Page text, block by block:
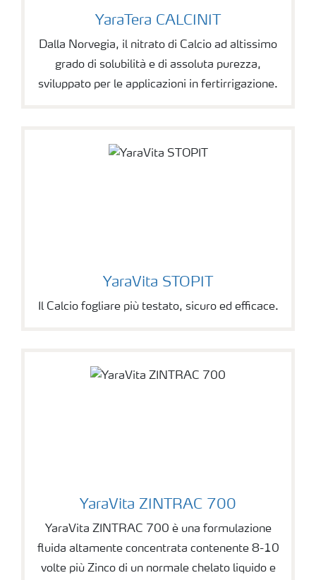
YaraTera CALCINIT
Dalla Norvegia, il nitrato di Calcio ad altissimo
grado di solubilità e di assoluta purezza,
sviluppato per le applicazioni in fertirrigazione.
YaraVita STOPIT
Il Calcio fogliare più testato, sicuro ed efficace.
YaraVita ZINTRAC 700
YaraVita ZINTRAC 700 è una formulazione
fluida altamente concentrata contenente 8-10
volte più Zinco di un normale chelato liquido e